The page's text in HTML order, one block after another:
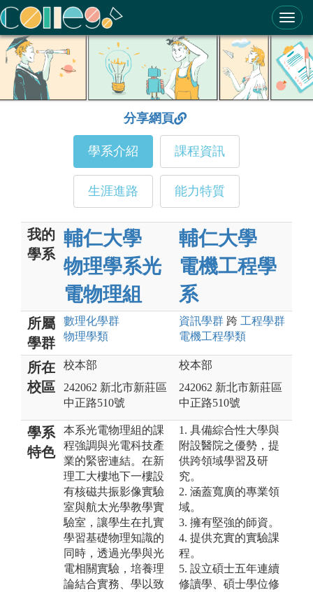
ColleGo! 大學選才與高中育才輔助系統
分享網頁
學系介紹 課程資訊
生涯進路 能力特質
我的
學系
輔仁大學
物理學系光
電物理組
輔仁大學
電機工程學
系
所屬
學群
數理化學群
物理學類
資訊學群 跨 工程學群
電機工程學類
所在
校區
校本部
242062 新北市新莊區
中正路510號
校本部
242062 新北市新莊區
中正路510號
學系
特色
本系光電物理組的課
程強調與光電科技產
業的緊密連結。在新
理工大樓地下一樓設
有核磁共振影像實驗
室與航太光學教學實
驗室，讓學生在扎實
學習基礎物理知識的
同時，透過光學與光
電相關實驗，培養理
論結合實務、學以致
1. 具備綜合性大學與
附設醫院之優勢，提
供跨領域學習及研
究。
2. 涵蓋寬廣的專業領
域。
3. 擁有堅強的師資。
4. 提供充實的實驗課
程。
5. 設立碩士五年連續
修讀學、碩士學位修